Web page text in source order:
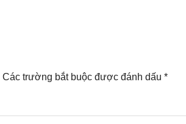
Các trường bắt buộc được đánh dấu *